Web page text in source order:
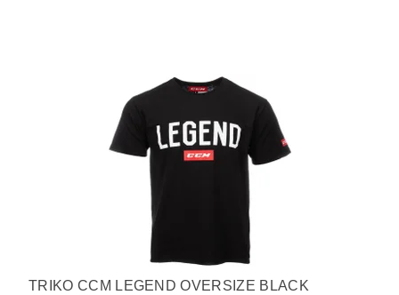
TRIKO CCM LEGEND OVERSIZE BLACK